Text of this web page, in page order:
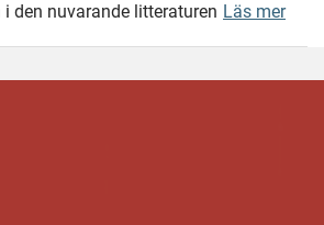
i den nuvarande litteraturen Läs mer